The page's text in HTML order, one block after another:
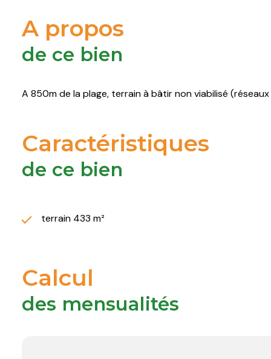
A propos
de ce bien
A 850m de la plage, terrain à bâtir non viabilisé
Caractéristiques
de ce bien
terrain 433 m²
Calcul
des mensualités